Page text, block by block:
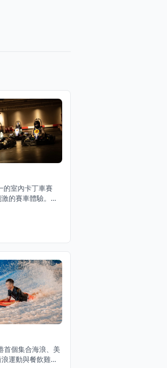
室內卡丁車賽
的賽車體驗。位
目的地設有專業
安全設備。該場
個賽道選項，包
車體驗。全週均
假期的6分鐘賽車體
括餐廳等額外設
好者的完整娛樂
個集合海浪、美
運動與餐飲雞尾